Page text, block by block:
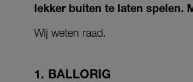
lekker buiten te laten spelen.
Wij weten raad.
1. BALLORIG